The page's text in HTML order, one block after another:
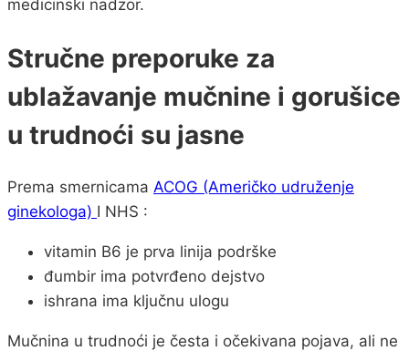
medicinski nadzor.
Stručne preporuke za
ublažavanje mučnine i gorušice
u trudnoći su jasne
Prema smernicama ACOG (Američko udruženje
ginekologa) I NHS :
vitamin B6 je prva linija podrške
đumbir ima potvrđeno dejstvo
ishrana ima ključnu ulogu
Mučnina u trudnoći je česta i očekivana pojava, ali ne